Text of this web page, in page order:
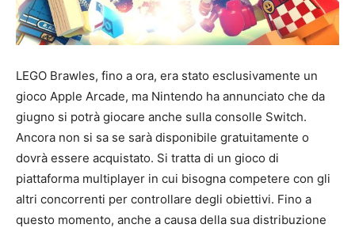
LEGO Brawles, fino a ora, era stato esclusivamente un
gioco Apple Arcade, ma Nintendo ha annunciato che da
giugno si potrà giocare anche sulla consolle Switch.
Ancora non si sa se sarà disponibile gratuitamente o
dovrà essere acquistato. Si tratta di un gioco di
piattaforma multiplayer in cui bisogna competere con gli
altri concorrenti per controllare degli obiettivi. Fino a
questo momento, anche a causa della sua distribuzione